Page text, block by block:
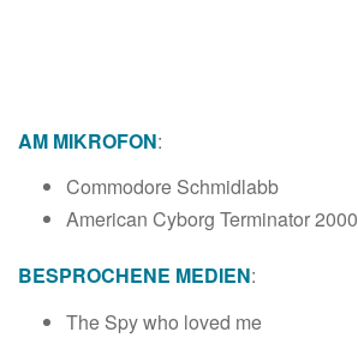
AM MIKROFON:
Commodore Schmidlabb
American Cyborg Terminator 2000
BESPROCHENE MEDIEN:
The Spy who loved me